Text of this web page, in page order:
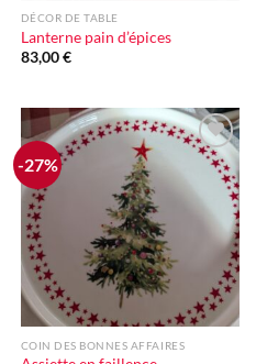
DÉCOR DE TABLE
Lanterne pain d’épices
83,00€
-27%
Ajouter
à la liste
d'envie
COIN DES BONNES AFFAIRES